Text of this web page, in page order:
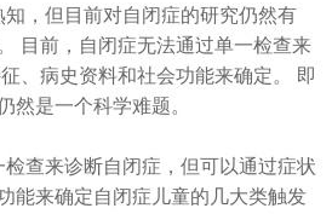
，但目前对自闭症的研究仍然有
目前，自闭症无法通过单一检查来
、病史资料和社会功能来确定。
即
然是一个科学难题。
查来诊断自闭症，但可以通过症状
能来确定自闭症儿童的几大类触发